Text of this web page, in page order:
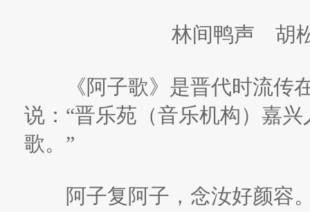
林间鸭声 胡
《阿子歌》是晋代时流传
说：“晋乐苑（音乐机构）嘉
歌。”
阿子复阿子，念汝好颜容